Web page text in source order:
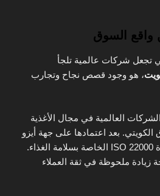
السوق
تجعل شركات عالمية تلجأ
، هو وجود قصص نجاح وتجارب
العالمية في مجال الأغذية
بعد اعتمادها على جهة أيزو
محلية، حصلت على شهادة ISO 22000 الخاصة بسلامة الغذاء.
زيادة ملحوظة في ثقة العملاء